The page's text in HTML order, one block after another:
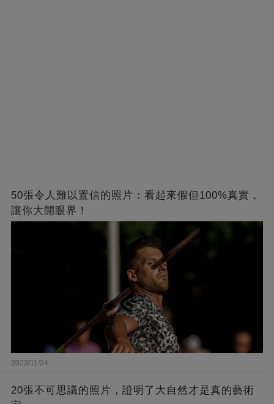
50張令人難以置信的照片：看起來假但100%真實，
讓你大開眼界！
2023/11/24
20張不可思議的照片，證明了大自然才是真的藝術